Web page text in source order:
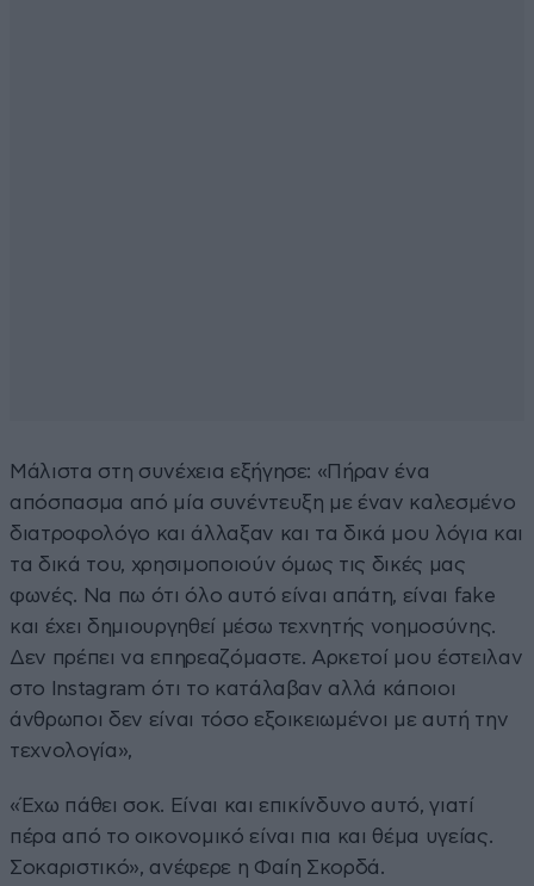
Μάλιστα στη συνέχεια εξήγησε: «Πήραν ένα
απόσπασμα από μία συνέντευξη με έναν καλεσμένο
διατροφολόγο και άλλαξαν και τα δικά μου λόγια και
τα δικά του, χρησιμοποιούν όμως τις δικές μας
φωνές. Να πω ότι όλο αυτό είναι απάτη, είναι fake
και έχει δημιουργηθεί μέσω τεχνητής νοημοσύνης.
Δεν πρέπει να επηρεαζόμαστε. Αρκετοί μου έστειλαν
στο Instagram ότι το κατάλαβαν αλλά κάποιοι
άνθρωποι δεν είναι τόσο εξοικειωμένοι με αυτή την
τεχνολογία»,
«Έχω πάθει σοκ. Είναι και επικίνδυνο αυτό, γιατί
πέρα από το οικονομικό είναι πια και θέμα υγείας.
Σοκαριστικό», ανέφερε η Φαίη Σκορδά.